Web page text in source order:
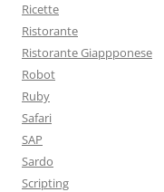
Ricette
Ristorante
Ristorante Giappponese
Robot
Ruby
Safari
SAP
Sardo
Scripting